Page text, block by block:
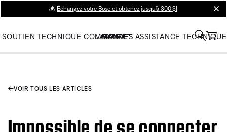
💰 Échangez votre Bose et obtenez jusqu’à 300 $!
SOUTIEN TECHNIQUE COMMANDES ASSISTANCE TECHNIQUE
VOIR TOUS LES ARTICLES
Impossible de se connecter